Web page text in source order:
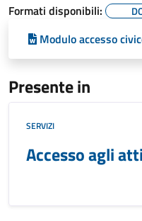
Formati disponibili:
Modulo accesso
Presente in
SERVIZI
Accesso agli atti